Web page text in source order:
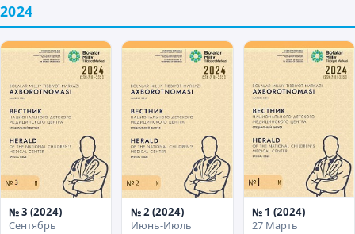
2024
№ 3 (2024)
Сентябрь
№ 2 (2024)
Июнь-Июль
№ 1 (2024)
27 Марть